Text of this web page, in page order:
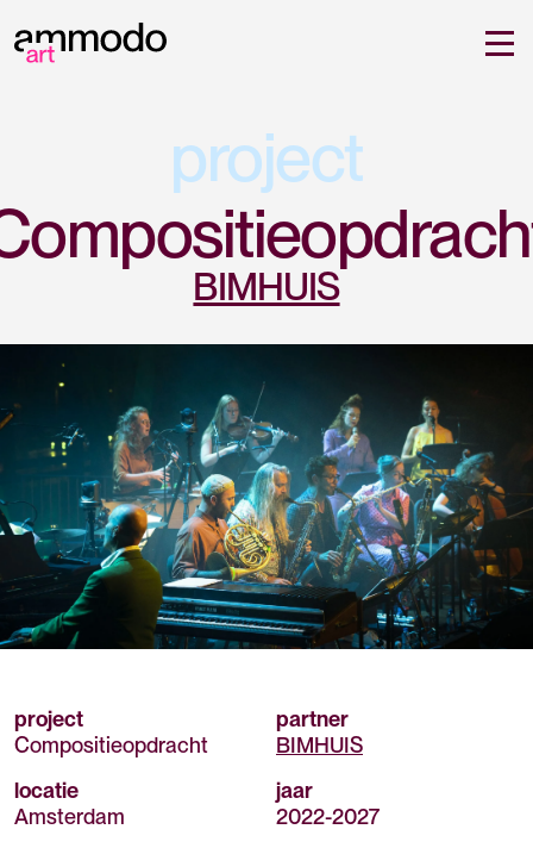
project
BIMHUIS
project
Compositieopdracht
partner
BIMHUIS
locatie
Amsterdam
jaar
2022-2027